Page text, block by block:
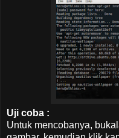
Uji coba :
Untuk mencobanya,